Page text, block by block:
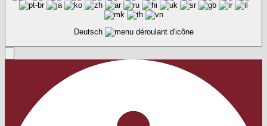
Deutsch